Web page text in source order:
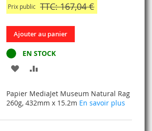
Prix public TTC: 167,04 €
Ajouter au panier
EN STOCK
AJOUTER
MA
LISTE
COMPARATEUR
Papier MediaJet Museum Natural Rag
260g, 432mm x 15.2m En savoir plus